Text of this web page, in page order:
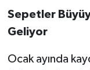
Sepetler
Geliyor
Ocak ayında